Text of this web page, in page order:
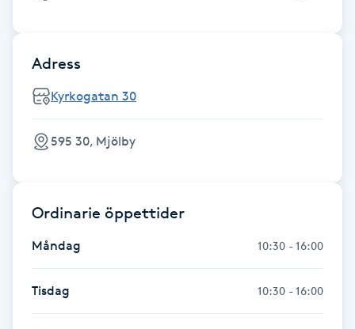
Headspa
Healing
Herrklippning
HIFU
Hollywood Peel
Adress
Kyrkogatan 30
595 30, Mjölby
Ordinarie öppettider
Måndag 10:30 - 16:00
Tisdag 10:30 - 16:00